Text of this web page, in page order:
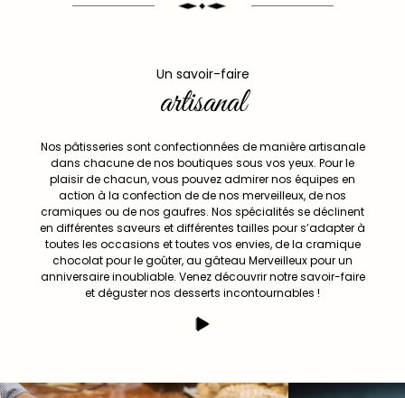
Un savoir-faire
artisanal
Nos pâtisseries sont confectionnées de manière artisanale
dans chacune de nos boutiques sous vos yeux. Pour le
plaisir de chacun, vous pouvez admirer nos équipes en
action à la confection de de nos merveilleux, de nos
cramiques ou de nos gaufres. Nos spécialités se déclinent
en différentes saveurs et différentes tailles pour s’adapter à
toutes les occasions et toutes vos envies, de la cramique
chocolat pour le goûter, au gâteau Merveilleux pour un
anniversaire inoubliable. Venez découvrir notre savoir-faire
et déguster nos desserts incontournables !